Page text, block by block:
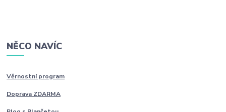
NĚCO NAVÍC
Věrnostní program
Doprava ZDARMA